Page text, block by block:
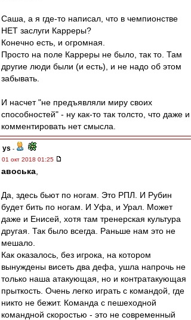
Саша, а я где-то написал, что в чемпионстве
НЕТ заслуги Карреры?
Конечно есть, и огромная.
Просто на поле Карреры не было, так то. Там
другие люди были (и есть), и не надо об этом
забывать.
И насчет "не предъявляли миру своих
способностей" - ну как-то так толсто, что даже и
комментировать нет смысла.
ys -
01 окт 2018 01:25
авоська
Да, здесь бьют по ногам. Это РПЛ. И Рубин
будет бить по ногам. И Уфа, и Урал. Может
даже и Енисей, хотя там тренерская культура
другая. Так было всегда. Раньше нам это не
мешало.
Как оказалось, без игрока, на котором
вынуждены висеть два дефа, ушла напрочь не
только наша атакующая, но и контратакующая
прыткость. Очень легко играть с командой, где
никто не бежит. Команда с пешеходной
командной скоростью - это не современный